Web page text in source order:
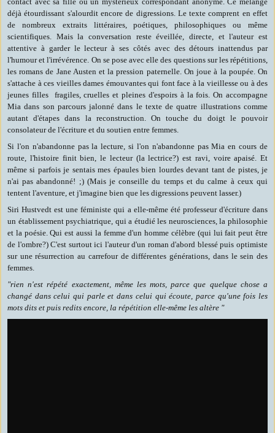
déjà étourdissant s'alourdit encore de digressions. Le texte comprent en effet
de nombreux extraits littéraires, poétiques, philosophiques ou même
scientifiques. Mais la conversation reste éveillée, directe, et l'auteur est
attentive à garder le lecteur à ses côtés avec des détours inattendus par
l'humour et l'irrévérence. On se pose avec elle des questions sur les répétitions,
les romans de Jane Austen et la pression paternelle. On joue à la poupée. On
s'attache à ces vieilles dames émouvantes qui font face à la vieillesse ou à des
jeunes filles fragiles, cruelles et pleines d'espoirs à la fois. On accompagne
Mia dans son parcours jalonné dans le texte de quatre illustrations comme
autant d'étapes dans la reconstruction. On touche du doigt le pouvoir
consolateur de l'écriture et du soutien entre femmes.
Si l'on n'abandonne pas la lecture, si l'on n'abandonne pas Mia en cours de
route, l'histoire finit bien, le lecteur (la lectrice?) est ravi, voire apaisé. Et
même si parfois je sentais mes épaules bien lourdes devant tant de pistes, je
n'ai pas abandonné! ;) (Mais je conseille du temps et du calme à ceux qui
tentent l'aventure, et j'imagine bien que les digressions peuvent lasser.)
Siri Hustvedt est une féministe qui a elle-même été professeur d'écriture dans
un établissement psychiatrique, qui a étudié les neurosciences, la philosophie
et la poésie. Qui est aussi la femme d'un homme célèbre (qui lui fait peut être
de l'ombre?) C'est surtout ici l'auteur d'un roman d'abord blessé puis optimiste
sur une résurrection au carrefour de différentes générations, dans le sein des
femmes.
"rien n'est répété exactement, même les mots, parce que quelque chose a
changé dans celui qui parle et dans celui qui écoute, parce qu'une fois les
mots dits et puis redits encore, la répétition elle-même les altère "